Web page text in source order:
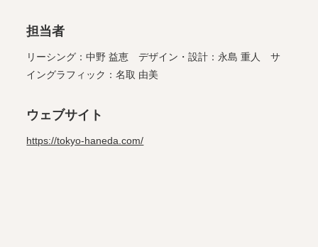
担当者
リーシング：中野 益恵 デザイン・設計：永島 重人 サ
イングラフィック：名取 由美
ウェブサイト
https://tokyo-haneda.com/